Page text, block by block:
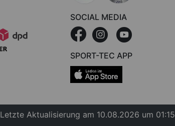
SOCIAL MEDIA
SPORT-TEC APP
Letzte Aktualisierung am 10.08.2026 um 01:15